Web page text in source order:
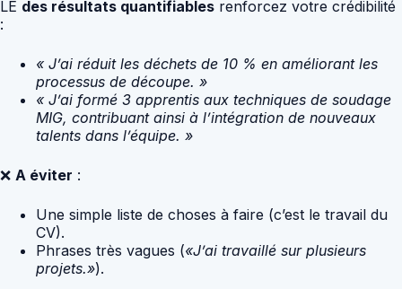
LE des résultats quantifiables renforcez votre crédibilité
:
« J’ai réduit les déchets de 10 % en améliorant les
processus de découpe. »
« J’ai formé 3 apprentis aux techniques de soudage
MIG, contribuant ainsi à l’intégration de nouveaux
talents dans l’équipe. »
❌ A éviter :
Une simple liste de choses à faire (c’est le travail du
CV).
Phrases très vagues («J’ai travaillé sur plusieurs
projets.»).